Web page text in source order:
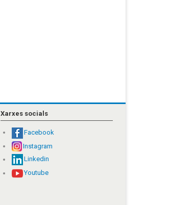
Xarxes socials
Facebook
Instagram
Linkedin
Youtube